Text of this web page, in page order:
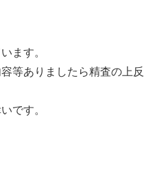
ます。
等ありましたら精査の上反
です。